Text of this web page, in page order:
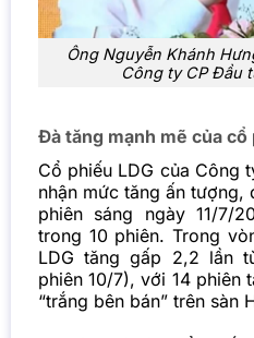
Ông Nguyễn Khánh
Công ty CP Đầu
Đà tăng mạnh mẽ của cổ
Cổ phiếu LDG của Công
nhận mức tăng ấn
phiên sáng ngày 11/7/
trong 10 phiên. Trong
LDG tăng gấp 2,2 lần
phiên 10/7), với 14 phiên
“trắng bên bán” trên sàn